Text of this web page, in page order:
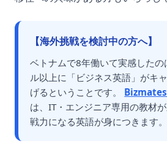
【海外挑戦を検討中の方へ】
ベトナムで8年働いて実感したの
ル以上に「ビジネス英語」がキ
げるということです。 Bizmates
は、IT・エンジニア専用の教材
戦力になる英語が身につきます。